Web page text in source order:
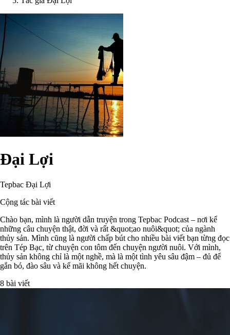
Đại Lợi
Tepbac Đại Lợi
Cộng tác bài viết
Chào bạn, mình là người dẫn truyện trong Tepbac Podcast – nơi kể
những câu chuyện thật, đời và rất &quot;ao nuôi&quot; của ngành
thủy sản. Mình cũng là người chấp bút cho nhiều bài viết bạn từng đọc
trên Tép Bạc, từ chuyện con tôm đến chuyện người nuôi. Với mình,
thủy sản không chỉ là một nghề, mà là một tình yêu sâu đậm – đủ để
gắn bó, đào sâu và kể mãi không hết chuyện.
8 bài viết